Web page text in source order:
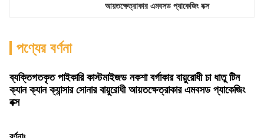
আয়তক্ষেত্রাকার এমবসড প্যাকেজিং বক্স
পণ্যের বর্ণনা
ব্যক্তিগতকৃত পাইকারি কাস্টমাইজড নকশা বর্গাকার বায়ুরোধী চা ধাতু টিন
ক্যান ক্যান ক্যান্সার সোনার বায়ুরোধী আয়তক্ষেত্রাকার এমবসড প্যাকেজিং
বক্স